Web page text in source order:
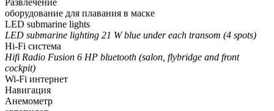
Развлечение
оборудование для плавания в маске
LED submarine lights
LED submarine lighting 21 W blue under each transom (4 spots)
Hi-Fi система
Hifi Radio Fusion 6 HP bluetooth (salon, flybridge and front
cockpit)
Wi-Fi интернет
Навигация
Анемометр